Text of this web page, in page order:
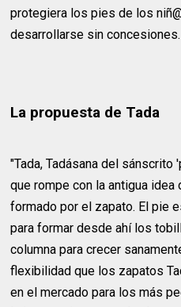
protegiera los pies de los
desarrollarse sin
La propuesta de Tada
"Tada, Tadásana del sánscrito
que rompe con la antigua
formado por el zapato. El pie
para formar desde ahí los
columna para crecer
flexibilidad que los zapatos
en el mercado para los más